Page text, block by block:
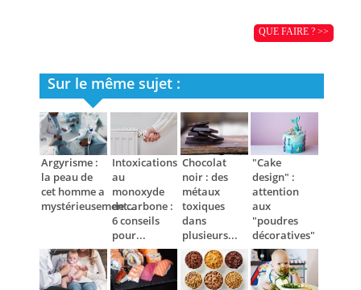
QUE FAIRE ? >>
Sur le même sujet :
Argyrisme :
la peau de
cet homme a
mystérieusement...
Intoxications
au
monoxyde
de carbone :
6 conseils
pour...
Chocolat
noir : des
métaux
toxiques
dans
plusieurs...
"Cake
design" :
attention
aux
"poudres
décoratives"